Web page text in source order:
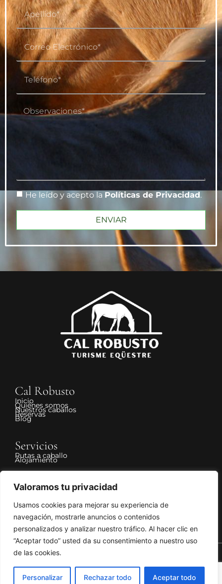
Valoramos tu privacidad
Usamos cookies para mejorar su experiencia de
navegación, mostrarle anuncios o contenidos
personalizados y analizar nuestro tráfico. Al hacer clic en
“Aceptar todo” usted da su consentimiento a nuestro uso
de las cookies.
Personalizar Rechazar todo Aceptar todo
He leído y acepto la Políticas de Privacidad.
ENVIAR
Cal Robusto
Inicio
Quiénes somos
Nuestros caballos
Reservas
Blog
Servicios
Rutas a caballo
Alojamiento
Legal
Política de Privacidad
Política de Cookies
Declaración de accesibilidad
Política de cancelación y devolución